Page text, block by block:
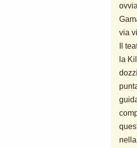
via
Il
la